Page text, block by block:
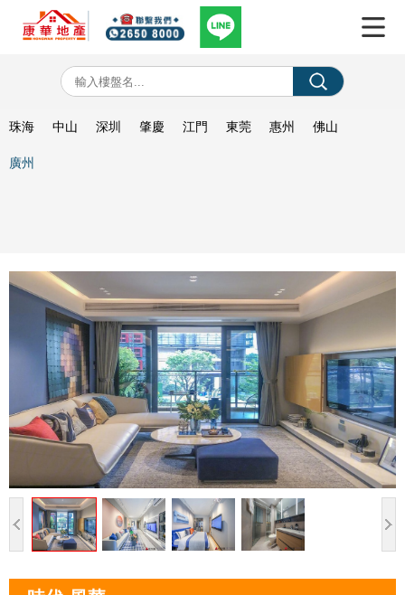
珠海 中山 深圳 肇慶 江門 東莞 惠州 佛山
廣州